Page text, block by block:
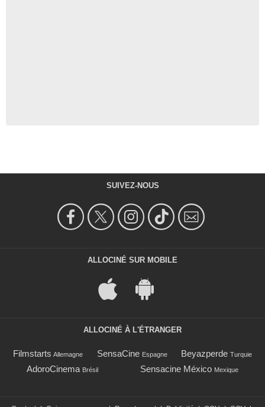
SUIVEZ-NOUS
ALLOCINÉ SUR MOBILE
ALLOCINÉ À L'ÉTRANGER
Filmstarts Allemagne SensaCine Espagne Beyazperde Turquie
AdoroCinema Brésil Sensacine México Mexique